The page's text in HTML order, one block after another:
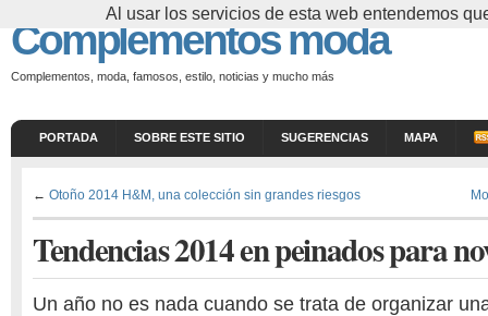
Complementos moda
Complementos, moda, famosos, estilo, noticias y mucho más
PORTADA SOBRE ESTE SITIO SUGERENCIAS MAPA
← Otoño 2014 H&M, una colección sin grandes riesgos
Tendencias 2014 en peinados para
Un año no es nada cuando se trata de organizar
Al usar los servicios de esta web entendemos